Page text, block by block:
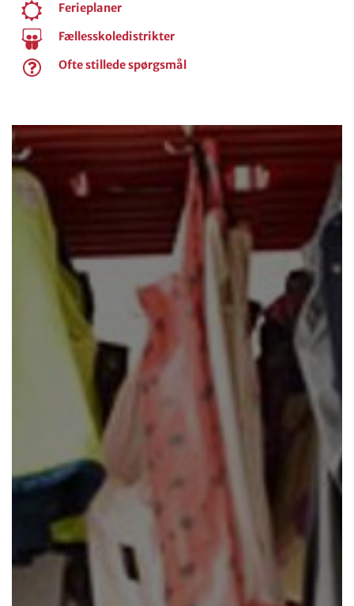
Ferieplaner
Fællesskoledistrikter
Ofte stillede spørgsmål